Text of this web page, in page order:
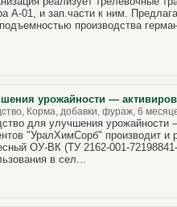
А-01, и зап.части к ним.
производства
урожайности —
Корма, добавки, фураж, 6
для улучшения урожайности
"УралХимСорб" производит и
ОУ-ВК (ТУ 2162-001-
в сел...